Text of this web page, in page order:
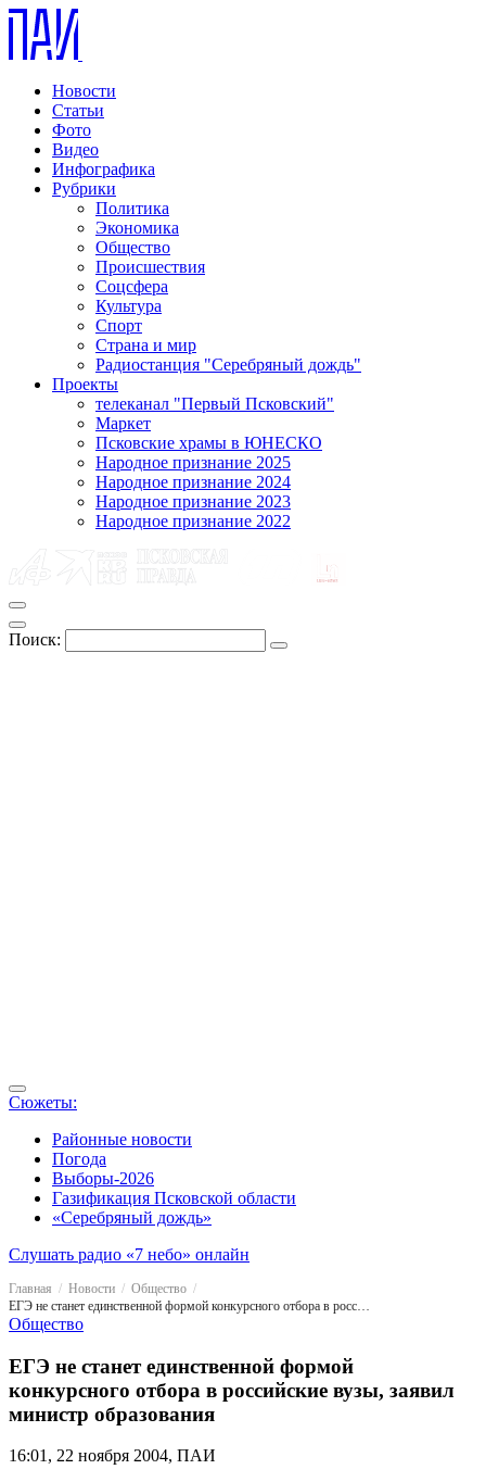
Новости
Статьи
Фото
Видео
Инфографика
Рубрики
Политика
Экономика
Общество
Происшествия
Соцсфера
Культура
Спорт
Страна и мир
Радиостанция "Серебряный дождь"
Проекты
телеканал "Первый Псковский"
Маркет
Псковские храмы в ЮНЕСКО
Народное признание 2025
Народное признание 2024
Народное признание 2023
Народное признание 2022
Поиск:
Сюжеты:
Районные новости
Погода
Выборы-2026
Газификация Псковской области
«Серебряный дождь»
Слушать радио «7 небо» онлайн
Главная Новости
Общество
ЕГЭ не станет единственной формой конкурсного отбора в российские вузы, заявил министр образования
Общество
ЕГЭ не станет единственной формой
конкурсного отбора в российские вузы, заявил
министр образования
16:01, 22 ноября 2004, ПАИ